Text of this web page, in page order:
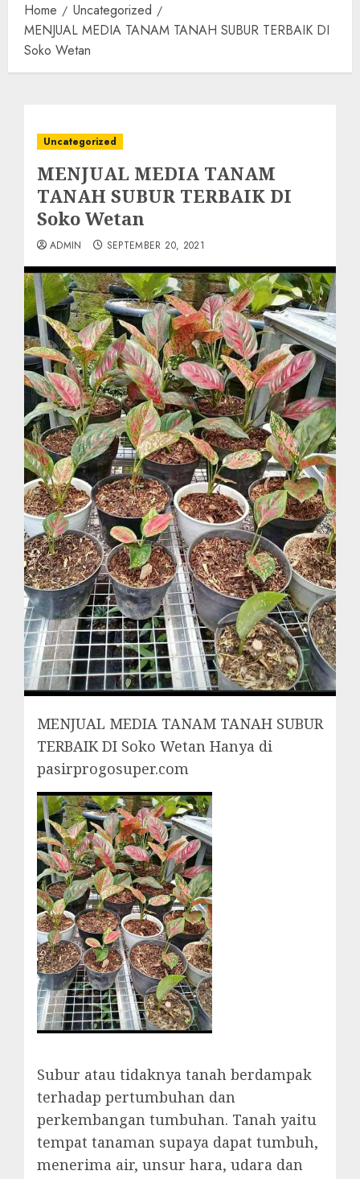
Home
Uncategorized
MENJUAL MEDIA TANAM TANAH SUBUR TERBAIK DI
Soko Wetan
Uncategorized
MENJUAL MEDIA TANAM
TANAH SUBUR TERBAIK DI
Soko Wetan
ADMIN SEPTEMBER 20, 2021
MENJUAL MEDIA TANAM TANAH SUBUR
TERBAIK DI Soko Wetan Hanya di
pasirprogosuper.com
Subur atau tidaknya tanah berdampak
terhadap pertumbuhan dan
perkembangan tumbuhan. Tanah yaitu
tempat tanaman supaya dapat tumbuh,
menerima air, unsur hara, udara dan